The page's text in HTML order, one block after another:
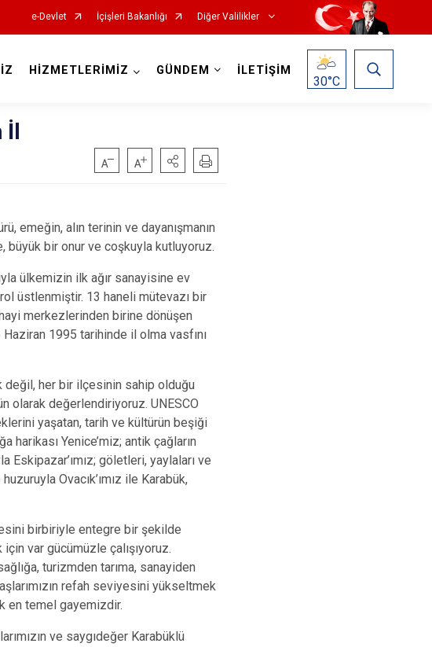
e-Devlet İçişleri Bakanlığı Diğer Valilikler
HİZMETLERİMİZ GÜNDEM İLETİŞİM
30°C
İl
emeğin, alın terinin ve dayanışmanın
büyük bir onur ve coşkuyla kutluyoruz.
ülkemizin ilk ağır sanayisine ev
üstlenmiştir. 13 haneli mütevazı bir
merkezlerinden birine dönüşen
1995 tarihinde il olma vasfını
değil, her bir ilçesinin sahip olduğu
olarak değerlendiriyoruz. UNESCO
yaşatan, tarih ve kültürün beşiği
harikası Yenice’miz; antik çağların
göletleri, yaylaları ve
Ovacık’ımız ile Karabük,
birbiriyle entegre bir şekilde
var gücümüzle çalışıyoruz.
turizmden tarıma, sanayiden
refah seviyesini yükseltmek
en temel gayemizdir.
ve saygıdeğer Karabüklü